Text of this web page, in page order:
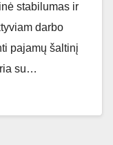
stabilumas ir
darbo
pajamų šaltinį
su…